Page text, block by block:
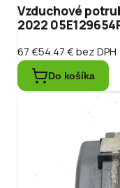
Vzduchové
2022
67 €54.47 €bez DPH
Do košíka